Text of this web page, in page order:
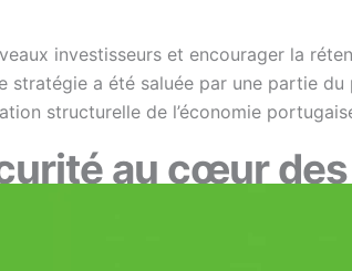
investisseurs et encourager la
stratégie a été saluée par une partie
structurelle de l’économie
au cœur